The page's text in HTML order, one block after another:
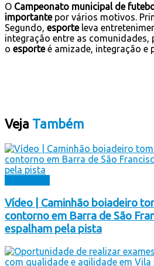
O Campeonato municipal de
importantepor vários motivos.
Segundo, esporteleva
integração entre as comunidades,
o esporteé amizade, integração e
Veja Também
Vídeo | Caminhão boiadeiro
contorno em Barra de São
espalham pela pista